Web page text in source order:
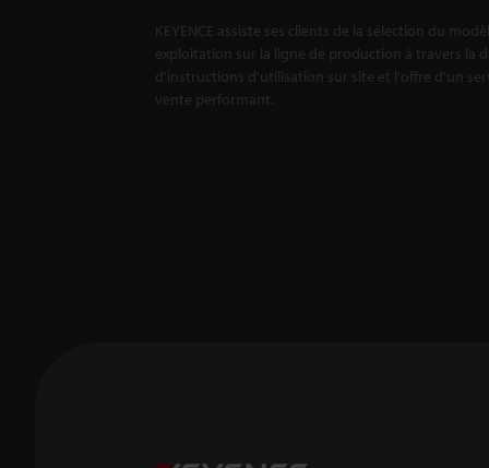
KEYENCE assiste ses clients de la sélection du
exploitation sur la ligne de production à travers la
d'instructions d'utilisation sur site et l'offre d'un
vente performant.